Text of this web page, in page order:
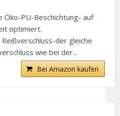
Öko-PU-Beschichtung- auf
optimiert.
der gleiche
wie bei der...
Bei Amazon kaufen